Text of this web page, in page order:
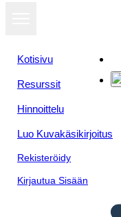
Kotisivu
Resurssit
Hinnoittelu
Luo Kuvakäsikirjoitus
Rekisteröidy
Kirjautua Sisään
Näytä
diaesityksenä